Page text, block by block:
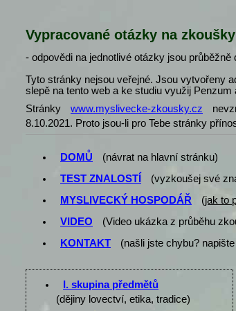
Vypracované otázky na
- odpovědi na jednotlivé otázky jsou průběžně
Tyto stránky nejsou veřejné. Jsou vytvořeny
slepě na tento web a ke studiu využij Penzum
Stránky
www.myslivecke-zkousky.cz
8.10.2021. Proto jsou-li pro Tebe stránky
DOMŮ
(návrat na hlavní stránku)
TEST ZNALOSTÍ
(vyzkoušej své
MYSLIVECKÝ HOSPODÁŘ
(jak to
VIDEO
(Video ukázka z průběhu
KONTAKT
(našli jste chybu?
I. skupina předmětů
(dějiny lovectví, etika, tradice)